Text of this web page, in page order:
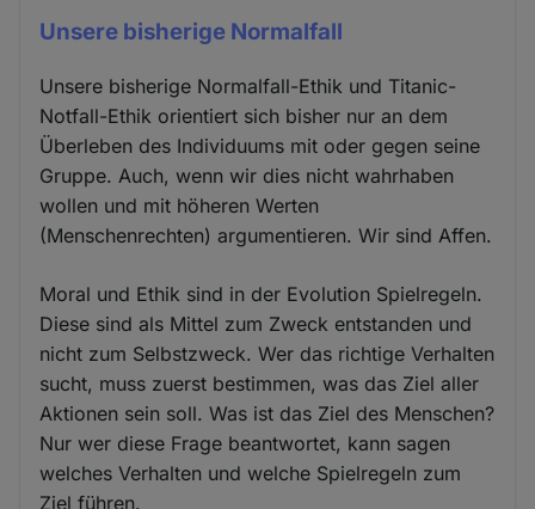
Unsere bisherige Normalfall
Unsere bisherige Normalfall-Ethik und Titanic-
Notfall-Ethik orientiert sich bisher nur an dem
Überleben des Individuums mit oder gegen seine
Gruppe. Auch, wenn wir dies nicht wahrhaben
wollen und mit höheren Werten
(Menschenrechten) argumentieren. Wir sind Affen.
Moral und Ethik sind in der Evolution Spielregeln.
Diese sind als Mittel zum Zweck entstanden und
nicht zum Selbstzweck. Wer das richtige Verhalten
sucht, muss zuerst bestimmen, was das Ziel aller
Aktionen sein soll. Was ist das Ziel des Menschen?
Nur wer diese Frage beantwortet, kann sagen
welches Verhalten und welche Spielregeln zum
Ziel führen.